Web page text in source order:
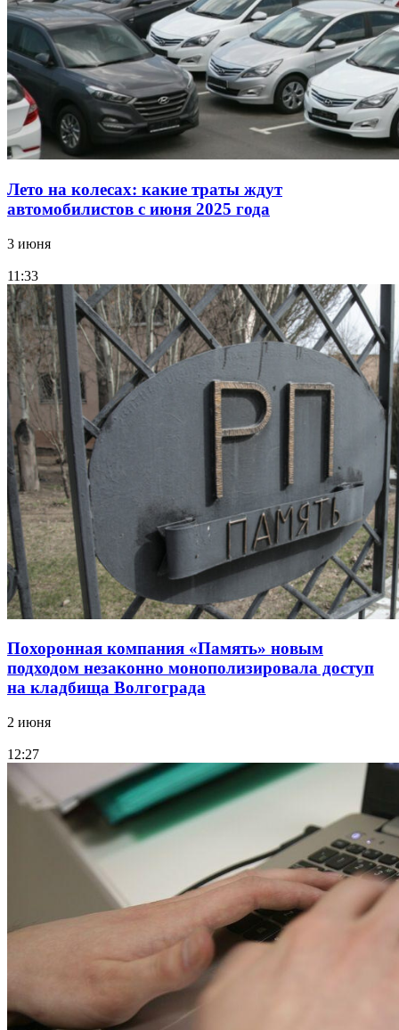
Лето на колесах: какие траты ждут
автомобилистов с июня 2025 года
3 июня
11:33
Похоронная компания «Память» новым
подходом незаконно монополизировала доступ
на кладбища Волгограда
2 июня
12:27